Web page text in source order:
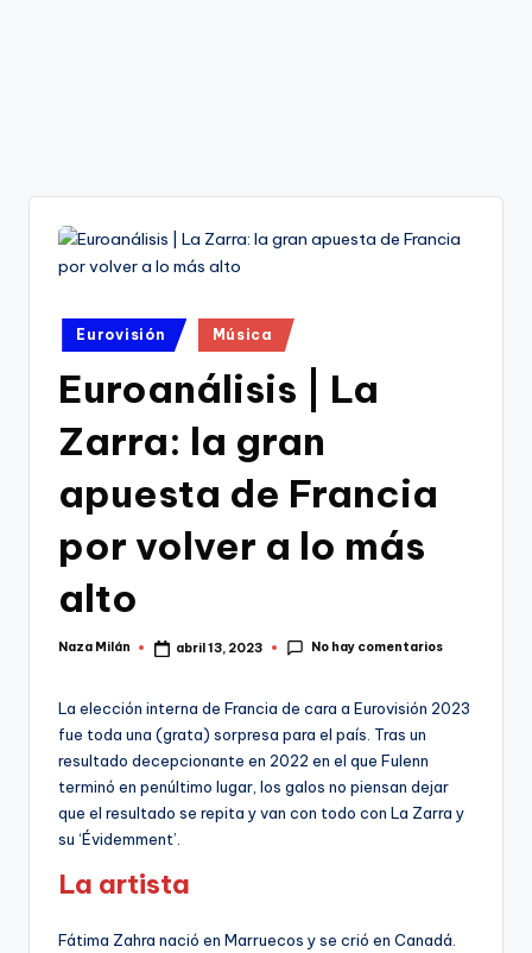
Publicado
en
Eurovisión Música
Euroanálisis | La
Zarra: la gran
apuesta de Francia
por volver a lo más
alto
Publicado
Naza Milán abril 13, 2023 No hay comentarios
La elección interna de Francia de cara a Eurovisión 2023
fue toda una (grata) sorpresa para el país. Tras un
resultado decepcionante en 2022 en el que Fulenn
terminó en penúltimo lugar, los galos no piensan dejar
que el resultado se repita y van con todo con La Zarra y
su ‘Évidemment’.
La artista
Fátima Zahra nació en Marruecos y se crió en Canadá.